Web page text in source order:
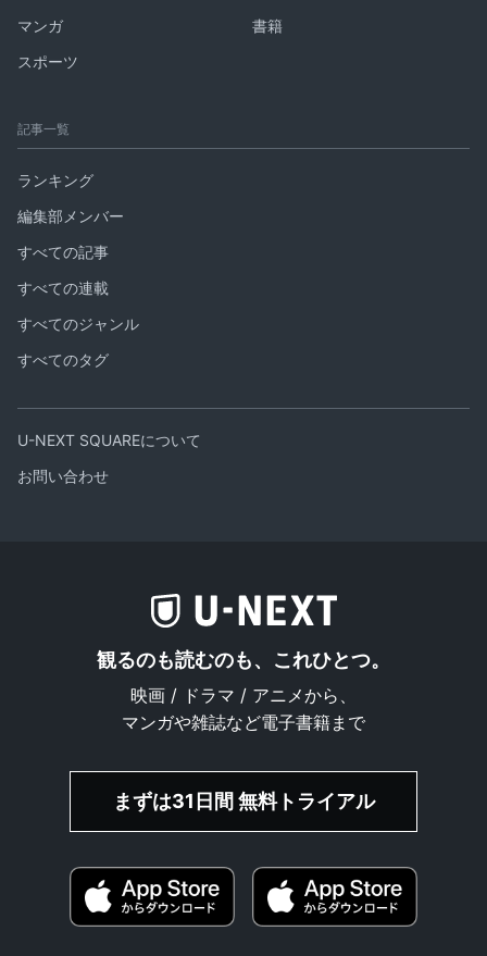
マンガ
書籍
スポーツ
記事一覧
ランキング
編集部メンバー
すべての記事
すべての連載
すべてのジャンル
すべてのタグ
U-NEXT SQUAREについて
お問い合わせ
観るのも読むのも、これひとつ。
映画 / ドラマ / アニメから、
マンガや雑誌など電子書籍まで
まずは31日間 無料トライアル